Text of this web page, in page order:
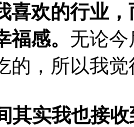
喜欢的行业
感。 无论
的，所以我
实我也接收